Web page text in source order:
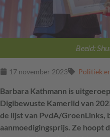
Beeld:
17 november 2023 Politiek
Barbara Kathmann is
Digibewuste Kamerlid van
de lijst van PvdA/GroenLinks,
aanmoedigingsprijs. Ze hoopt